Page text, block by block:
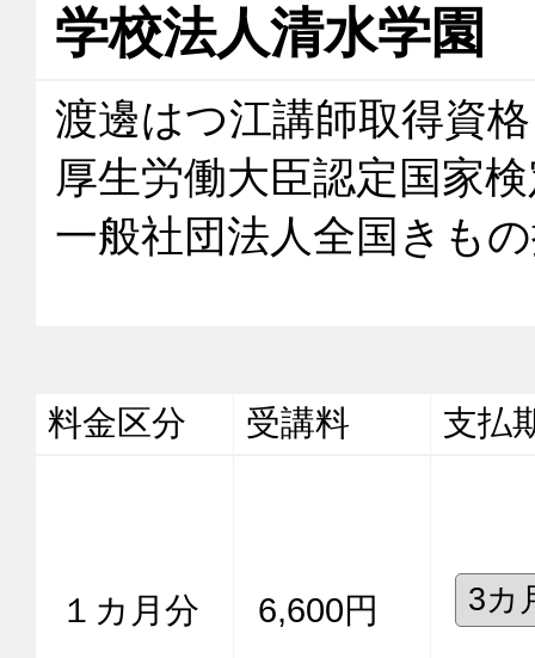
学校法人清水学園
渡邊はつ江講師取得資格
厚生労働大臣認定国家
一般社団法人全国きも
料金区分 受講料 支払
１カ月分 6,600円